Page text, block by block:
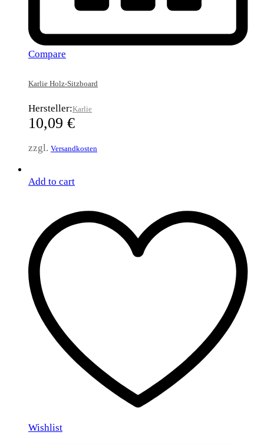
Compare
Karlie Holz-Sitzboard
Hersteller:Karlie
10,09 €
zzgl. Versandkosten
Add to cart
Wishlist